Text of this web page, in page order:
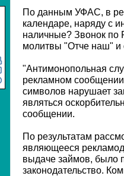
По данным УФАС, в
календаре, наряду с
наличные? Звонок по
молитвы "Отче наш" и
"Антимонопольная
рекламном сообщении
символов нарушает
являться
сообщении.
По результатам
являющееся
выдаче займов, было
законодательство.